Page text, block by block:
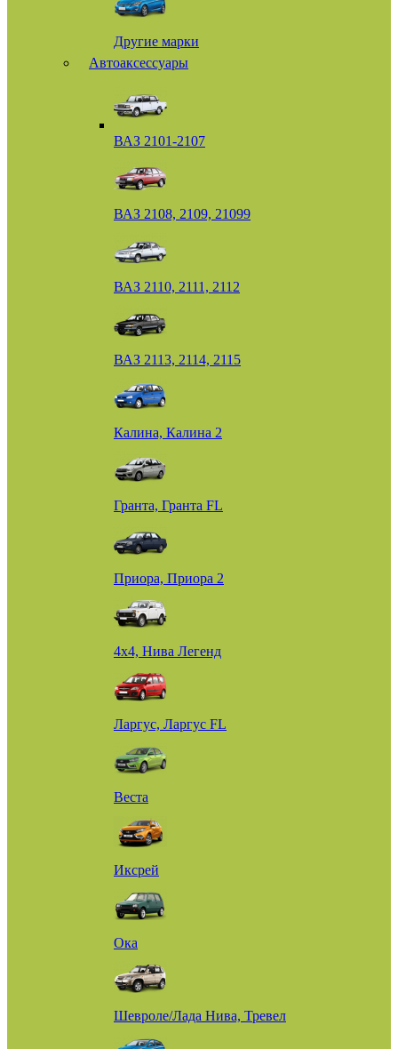
Другие марки
Автоаксессуары
ВАЗ 2101-2107
ВАЗ 2108, 2109, 21099
ВАЗ 2110, 2111, 2112
ВАЗ 2113, 2114, 2115
Калина, Калина 2
Гранта, Гранта FL
Приора, Приора 2
4х4, Нива Легенд
Ларгус, Ларгус FL
Веста
Иксрей
Ока
Шевроле/Лада Нива, Тревел